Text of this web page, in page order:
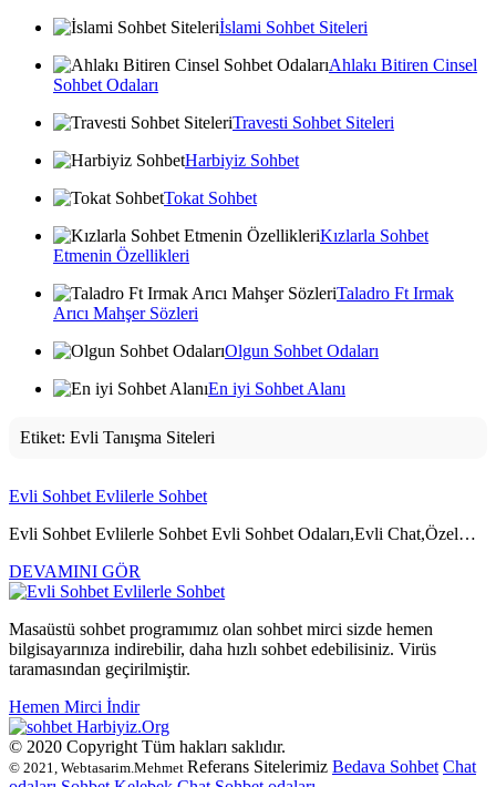
İslami Sohbet Siteleri
Ahlakı Bitiren Cinsel
Sohbet Odaları
Travesti Sohbet Siteleri
Harbiyiz Sohbet
Tokat Sohbet
Kızlarla Sohbet
Etmenin Özellikleri
Taladro Ft Irmak
Arıcı Mahşer Sözleri
Olgun Sohbet Odaları
En iyi Sohbet Alanı
Etiket: Evli Tanışma Siteleri
Evli Sohbet Evlilerle Sohbet
Evli Sohbet Evlilerle Sohbet Evli Sohbet Odaları,Evli Chat,Özel…
DEVAMINI GÖR
Masaüstü sohbet programımız olan sohbet mirci sizde hemen
bilgisayarınıza indirebilir, daha hızlı sohbet edebilisiniz. Virüs
taramasından geçirilmiştir.
Hemen Mirci İndir
Harbiyiz.Org
© 2020 Copyright Tüm hakları saklıdır.
© 2021, Webtasarim.Mehmet Referans Sitelerimiz Bedava Sohbet Chat